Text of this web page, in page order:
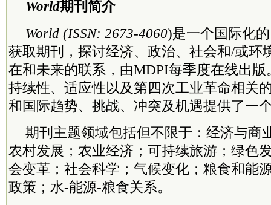
World期刊简介
World (ISSN: 2673-4060)是一个国际化
获取期刊，探讨经济、政治、社会和/或环
在和未来的联系，由MDPI每季度在线出版
持续性、适应性以及第四次工业革命相关
和国际趋势、挑战、冲突及机遇提供了一
期刊主题领域包括但不限于：经济与商
农村发展；农业经济；可持续旅游；绿色
会变革；社会科学；气候变化；粮食和能
政策；水-能源-粮食关系。